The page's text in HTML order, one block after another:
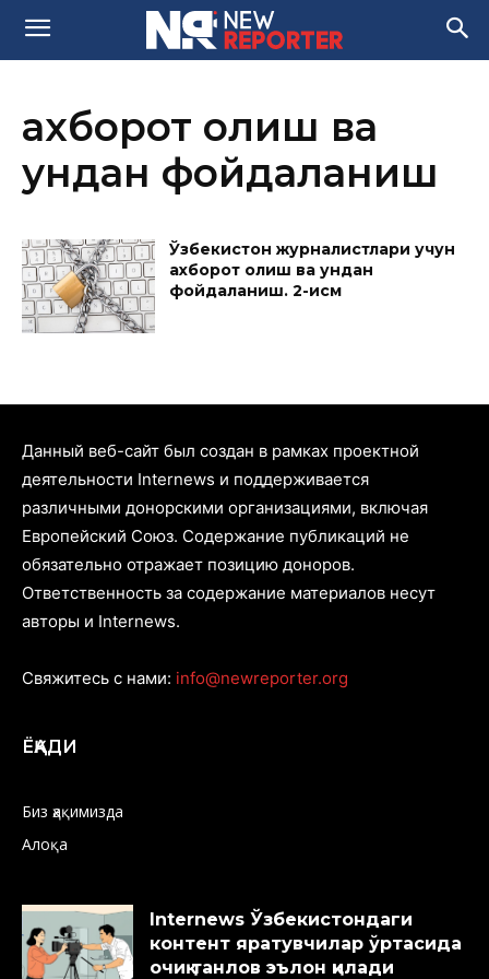
ахборот олиш ва
ундан фойдаланиш
Ўзбекистон журналистлари учун
ахборот олиш ва ундан
фойдаланиш. 2-қисм
Данный веб-сайт был создан в рамках проектной
деятельности Internews и поддерживается
различными донорскими организациями, включая
Европейский Союз. Содержание публикаций не
обязательно отражает позицию доноров.
Ответственность за содержание материалов несут
авторы и Internews.
Свяжитесь с нами: info@newreporter.org
ЁҚАДИ
Биз ҳақимизда
Алоқа
Internews Ўзбекистондаги
контент яратувчилар ўртасида
очиқ танлов эълон қилади